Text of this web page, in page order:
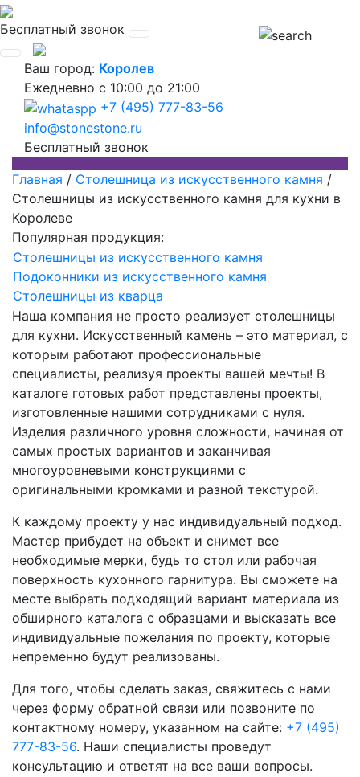
Бесплатный звонок
Ваш город: Королев
Ежедневно с 10:00 до 21:00
+7 (495) 777-83-56
info@stonestone.ru
Бесплатный звонок
Главная / Столешница из искусственного камня /
Столешницы из искусственного камня для кухни в
Королеве
Популярная продукция:
Столешницы из искусственного камня
Подоконники из искусственного камня
Столешницы из кварца
Наша компания не просто реализует столешницы
для кухни. Искусственный камень – это материал, с
которым работают профессиональные
специалисты, реализуя проекты вашей мечты! В
каталоге готовых работ представлены проекты,
изготовленные нашими сотрудниками с нуля.
Изделия различного уровня сложности, начиная от
самых простых вариантов и заканчивая
многоуровневыми конструкциями с
оригинальными кромками и разной текстурой.
К каждому проекту у нас индивидуальный подход.
Мастер прибудет на объект и снимет все
необходимые мерки, будь то стол или рабочая
поверхность кухонного гарнитура. Вы сможете на
месте выбрать подходящий вариант материала из
обширного каталога с образцами и высказать все
индивидуальные пожелания по проекту, которые
непременно будут реализованы.
Для того, чтобы сделать заказ, свяжитесь с нами
через форму обратной связи или позвоните по
контактному номеру, указанном на сайте: +7 (495)
777-83-56. Наши специалисты проведут
консультацию и ответят на все ваши вопросы.